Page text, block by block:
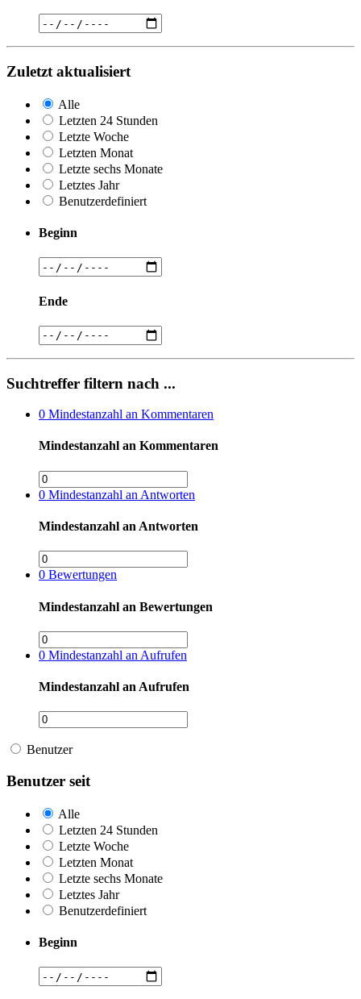
Zuletzt aktualisiert
Alle
Letzten 24 Stunden
Letzte Woche
Letzten Monat
Letzte sechs Monate
Letztes Jahr
Benutzerdefiniert
Beginn
Ende
Suchtreffer filtern nach ...
0 Mindestanzahl an Kommentaren
Mindestanzahl an Kommentaren
0 Mindestanzahl an Antworten
Mindestanzahl an Antworten
0 Bewertungen
Mindestanzahl an Bewertungen
0 Mindestanzahl an Aufrufen
Mindestanzahl an Aufrufen
Benutzer
Benutzer seit
Alle
Letzten 24 Stunden
Letzte Woche
Letzten Monat
Letzte sechs Monate
Letztes Jahr
Benutzerdefiniert
Beginn